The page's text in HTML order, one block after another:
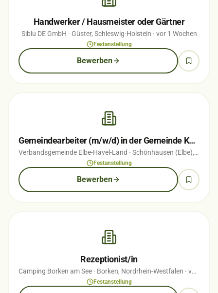
Handwerker / Hausmeister oder Gärtner
Siblu DE GmbH · Güster, Schleswig-Holstein · vor 1 Wochen
Festanstellung
Bewerben
Gemeindearbeiter (m/w/d) in der Gemeinde Kamern
Verbandsgemeinde Elbe-Havel-Land · Schönhausen (Elbe), Sachsen-Anhalt
Festanstellung
Bewerben
Rezeptionist/in
Camping Borken am See · Borken, Nordrhein-Westfalen · vor 1 Wochen
Festanstellung